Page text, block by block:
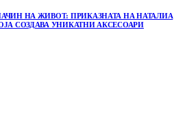
НА ЖИВОТ: ПРИКАЗНАТА НА НАТАЛИА
СОЗДАВА УНИКАТНИ АКСЕСОАРИ